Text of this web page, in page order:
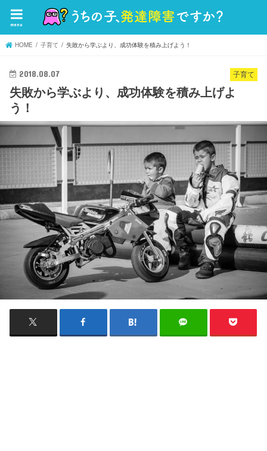
menu
HOME 子育て 失敗から学ぶより、成功体験を積み上げよう！
子育て
2018.08.07
失敗から学ぶより、成功体験を積み上げよ
う！